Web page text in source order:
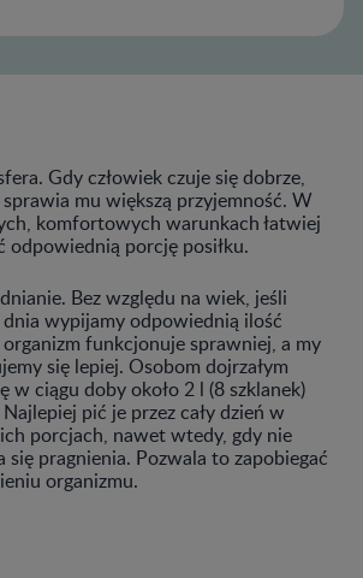
Gdy człowiek czuje się dobrze,
sprawia mu większą przyjemność. W
komfortowych warunkach łatwiej
odpowiednią porcję posiłku.
Bez względu na wiek, jeśli
dnia wypijamy odpowiednią ilość
organizm funkcjonuje sprawniej, a my
się lepiej. Osobom dojrzałym
w ciągu doby około 2 l (8 szklanek)
pić je przez cały dzień w
porcjach, nawet wtedy, gdy nie
się pragnienia. Pozwala to zapobiegać
organizmu.